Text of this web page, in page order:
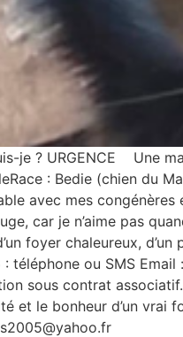
je ? URGENCE Une
: Bedie (chien du
avec mes
car je n’aime pas
foyer chaleureux,
: téléphone ou SMS
sous contrat
et le bonheur d’un vrai